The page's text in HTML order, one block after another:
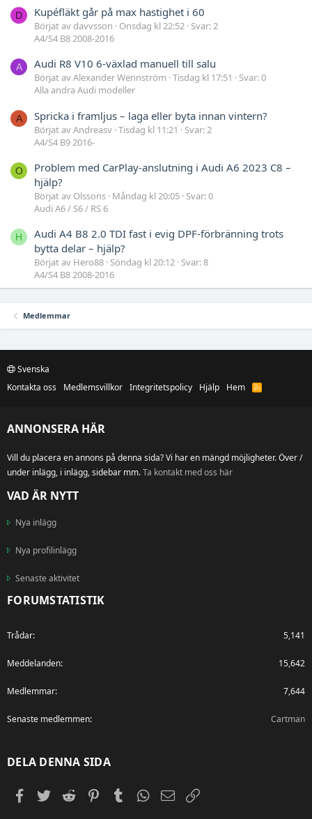
D Kupéfläkt går på max hastighet i 60
Börjat av davvsson Onsdag kl 22:52 Svar: 2
A4/S4 B8 2008-2016
A Audi R8 V10 6-växlad manuell till salu
Börjat av Alexander Wennström Tisdag kl 17:51
Svar: 0
Alla andra Audi modeller
A Spricka i framljus – laga eller byta innan vintern?
Börjat av Andreasv Tisdag kl 11:21
Svar: 2
A4/S4 B9 2016-
O
Problem med CarPlay-anslutning i Audi A6 2023 C8 –
hjälp?
Börjat av Olssons Måndag kl 20:05 Svar: 0
Audi A6 / S6 / RS 6
H
Audi A4 B8 2.0 TDI fast i evig DPF-förbränning trots
bytta delar – hjälp?
Börjat av Hero88 Söndag kl 20:12 Svar: 8
A4/S4 B8 2008-2016
Medlemmar
Svenska
Kontakta oss
Medlemsvillkor Integritetspolicy Hjälp Hem
R
ANNONSERA HÄR
Vill du placera en annons på denna sida? Vi har en mängd möjligheter. Över /
under inlägg, i inlägg, sidebar mm.Ta kontakt med oss här
VAD ÄR NYTT
Nya inlägg
Nya profilinlägg
Senaste aktivitet
FORUMSTATISTIK
Trådar 5,141
Meddelanden 15,642
Medlemmar 7,644
Senaste medlemmen Cartman
DELA DENNA SIDA
Facebook
TwitterReddit PinterestTumblrWhatsApp
E-postLänk